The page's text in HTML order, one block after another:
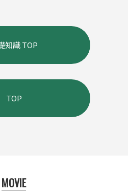
知識 TOP
TOP
MOVIE